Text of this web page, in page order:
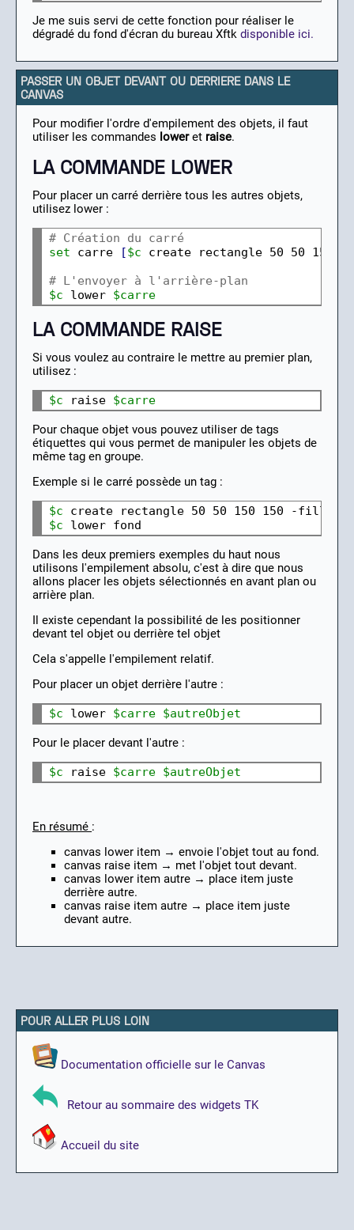
Je me suis servi de cette fonction pour réaliser le
dégradé du fond d'écran du bureau Xftk disponible ici.
PASSER UN OBJET DEVANT OU DERRIERE DANS LE
CANVAS
Pour modifier l'ordre d'empilement des objets, il faut
utiliser les commandes loweret raise.
LA COMMANDE LOWER
Pour placer un carré derrière tous les autres objets,
utilisez lower :
# Création du carré
set carre [$c create rectangle 50 50 150
# L'envoyer à l'arrière-plan
$c lower $carre
LA COMMANDE RAISE
Si vous voulez au contraire le mettre au premier plan,
utilisez :
$c raise $carre
Pour chaque objet vous pouvez utiliser de tags
étiquettes qui vous permet de manipuler les objets de
même tag en groupe.
Exemple si le carré possède un tag :
$c
$c
Dans les deux premiers exemples du haut nous
utilisons l'empilement absolu, c'est à dire que nous
allons placer les objets sélectionnés en avant plan ou
arrière plan.
Il existe cependant la possibilité de les positionner
devant tel objet ou derrière tel objet
Cela s'appelle l'empilement relatif.
Pour placer un objet derrière l'autre :
$c lower $carre $autreObjet
Pour le placer devant l'autre :
$c raise $carre $autreObjet
En résumé :
canvas lower item → envoie l'objet tout au fond.
canvas raise item → met l'objet tout devant.
canvas lower item autre → place item juste
derrière autre.
canvas raise item autre → place item juste
devant autre.
POUR ALLER PLUS LOIN
Documentation officielle sur le Canvas
Retour au sommaire des widgets TK
Accueil du site